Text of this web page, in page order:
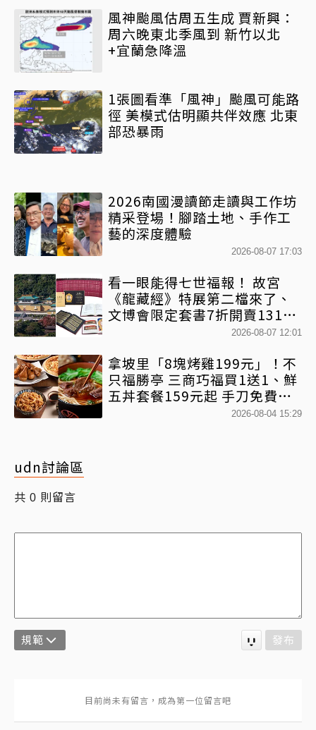
風神颱風估周五生成 賈新興：
周六晚東北季風到 新竹以北
+宜蘭急降溫
1張圖看準「風神」颱風可能路
徑 美模式估明顯共伴效應 北東
部恐暴雨
2026南國漫讀節走讀與工作坊
精采登場！腳踏土地、手作工
藝的深度體驗
2026-08-07 17:03
看一眼能得七世福報！ 故宮
《龍藏經》特展第二檔來了、
文博會限定套書7折開賣131萬
網驚：貧窮限制想像2026-08-07 12:01
拿坡里「8塊烤雞199元」！不
只福勝亭 三商巧福買1送1、鮮
五丼套餐159元起 手刀免費領
2026-08-04 15:29
udn討論區
共 0 則留言
規範 發布